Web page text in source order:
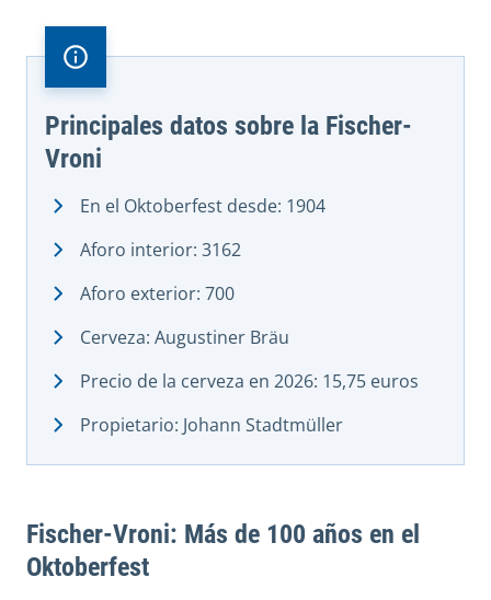
Principales datos sobre la Fischer-
Vroni
En el Oktoberfest desde: 1904
Aforo interior: 3162
Aforo exterior: 700
Cerveza: Augustiner Bräu
Precio de la cerveza en 2026: 15,75 euros
Propietario: Johann Stadtmüller
Fischer-Vroni: Más de 100 años en el
Oktoberfest